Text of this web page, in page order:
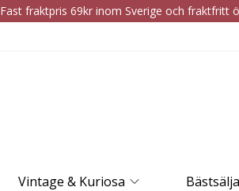
Fast fraktpris 69kr inom Sverige och fraktfritt
Vintage & Kuriosa